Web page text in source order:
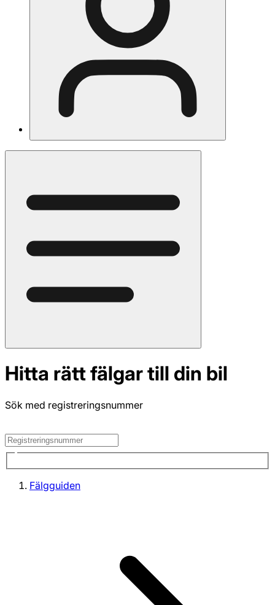
Hitta rätt fälgar till din bil
Sök med registreringsnummer
Fälgguiden